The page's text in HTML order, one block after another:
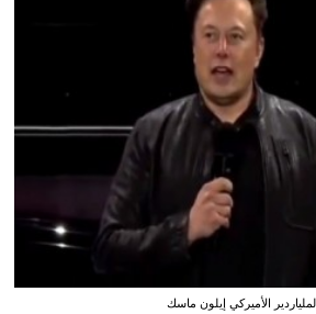
الملياردير الأميركي إيلون ماسك